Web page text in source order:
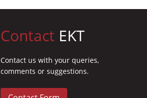
Contact EKT
Contact us with your queries,
comments or suggestions.